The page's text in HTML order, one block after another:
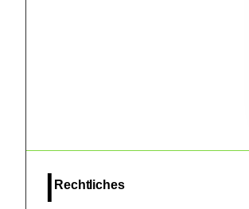
Rechtliches